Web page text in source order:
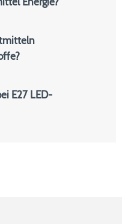
E27 LED-